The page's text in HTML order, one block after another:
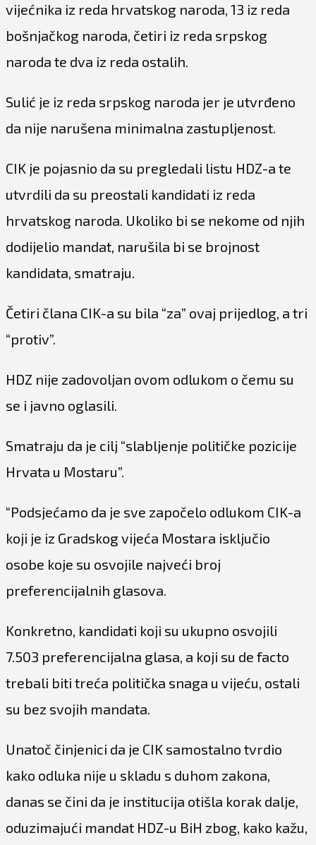
vijećnika iz reda hrvatskog naroda, 13 iz reda
bošnjačkog naroda, četiri iz reda srpskog
naroda te dva iz reda ostalih.
Sulić je iz reda srpskog naroda jer je utvrđeno
da nije narušena minimalna zastupljenost.
CIK je pojasnio da su pregledali listu HDZ-a te
utvrdili da su preostali kandidati iz reda
hrvatskog naroda. Ukoliko bi se nekome od njih
dodijelio mandat, narušila bi se brojnost
kandidata, smatraju.
Četiri člana CIK-a su bila “za” ovaj prijedlog, a tri
“protiv”.
HDZ nije zadovoljan ovom odlukom o čemu su
se i javno oglasili.
Smatraju da je cilj “slabljenje političke pozicije
Hrvata u Mostaru”.
“Podsjećamo da je sve započelo odlukom CIK-a
koji je iz Gradskog vijeća Mostara isključio
osobe koje su osvojile najveći broj
preferencijalnih glasova.
Konkretno, kandidati koji su ukupno osvojili
7.503 preferencijalna glasa, a koji su de facto
trebali biti treća politička snaga u vijeću, ostali
su bez svojih mandata.
Unatoč činjenici da je CIK samostalno tvrdio
kako odluka nije u skladu s duhom zakona,
danas se čini da je institucija otišla korak dalje,
oduzimajući mandat HDZ-u BiH zbog, kako kažu,